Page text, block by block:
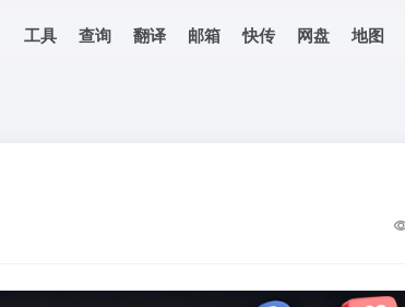
工具 查询 翻译 邮箱 快传 网盘 地图